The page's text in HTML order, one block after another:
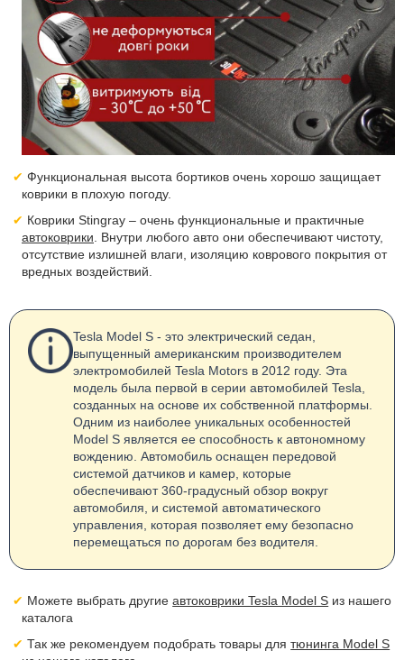
Функциональная высота бортиков очень хорошо защищает
коврики в плохую погоду.
Коврики Stingray – очень функциональные и практичные
автоковрики . Внутри любого авто они обеспечивают чистоту,
отсутствие излишней влаги, изоляцию коврового покрытия от
вредных воздействий.
Tesla Model S - это электрический седан,
выпущенный американским производителем
электромобилей Tesla Motors в 2012 году. Эта
модель была первой в серии автомобилей Tesla,
созданных на основе их собственной платформы.
Одним из наиболее уникальных особенностей
Model S является ее способность к автономному
вождению. Автомобиль оснащен передовой
системой датчиков и камер, которые
обеспечивают 360-градусный обзор вокруг
автомобиля, и системой автоматического
управления, которая позволяет ему безопасно
перемещаться по дорогам без водителя.
Можете выбрать другиеавтоковрики Tesla Model S из нашего
каталога
Так же рекомендуем подобрать товары длятюнинга Model S